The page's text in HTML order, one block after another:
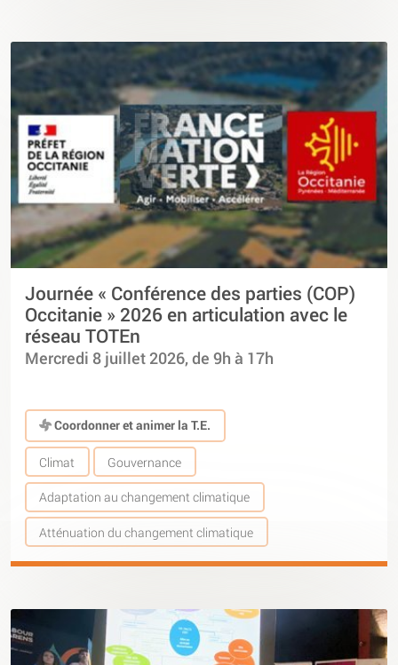
Journée « Conférence des parties (COP)
Occitanie » 2026 en articulation avec le
réseau TOTEn
Mercredi 8 juillet 2026, de 9h à 17h
Coordonner et animer la T.E.
Climat Gouvernance
Adaptation au changement climatique
Atténuation du changement climatique